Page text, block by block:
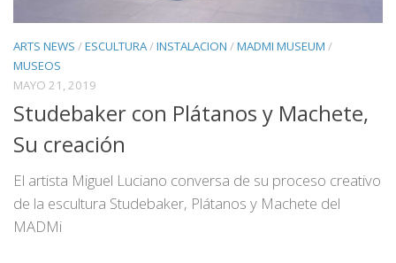
ARTS NEWS /ESCULTURA/INSTALACION /MADMI MUSEUM /
MUSEOS
MAYO 21, 2019
Studebaker con Plátanos y Machete,
Su creación
El artista Miguel Luciano conversa de su proceso creativo
de la escultura Studebaker, Plátanos y Machete del
MADMi